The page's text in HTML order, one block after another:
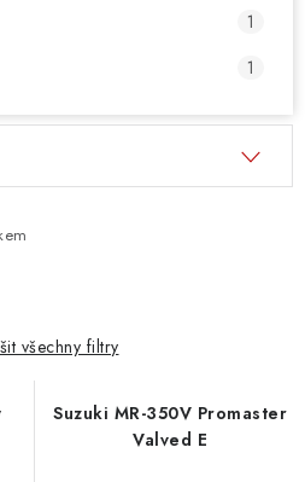
1
1
všechny filtry
Suzuki MR-350V Promaster
Valved E